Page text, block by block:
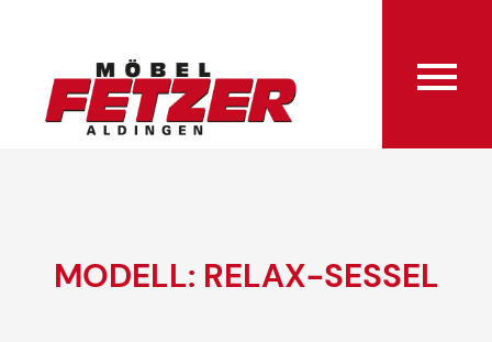
MODELL: RELAX-SESSEL